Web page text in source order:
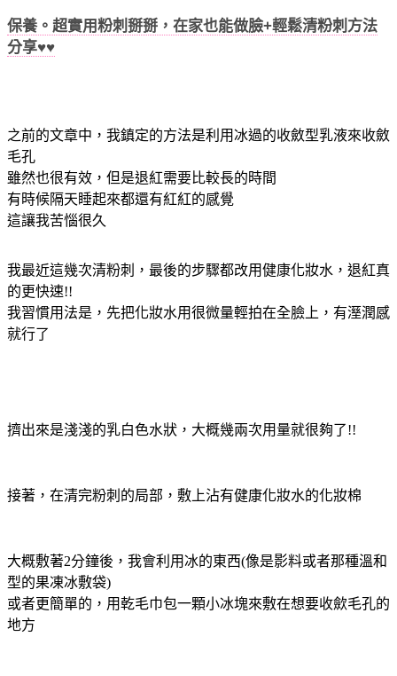
保養。超實用粉刺掰掰，在家也能做臉+輕鬆清粉刺方法
分享♥♥
之前的文章中，我鎮定的方法是利用冰過的收斂型乳液來收斂
毛孔
雖然也很有效，但是退紅需要比較長的時間
有時候隔天睡起來都還有紅紅的感覺
這讓我苦惱很久
我最近這幾次清粉刺，最後的步驟都改用健康化妝水，退紅真
的更快速!!
我習慣用法是，先把化妝水用很微量輕拍在全臉上，有溼潤感
就行了
擠出來是淺淺的乳白色水狀，大概幾兩次用量就很夠了!!
接著，在清完粉刺的局部，敷上沾有健康化妝水的化妝棉
大概敷著2分鐘後，我會利用冰的東西(像是影料或者那種溫和
型的果凍冰敷袋)
或者更簡單的，用乾毛巾包一顆小冰塊來敷在想要收歛毛孔的
地方